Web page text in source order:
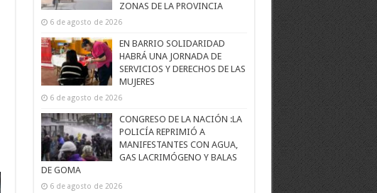
ZONAS DE LA PROVINCIA
6 de agosto de 2026
EN BARRIO SOLIDARIDAD
HABRÁ UNA JORNADA DE
SERVICIOS Y DERECHOS DE LAS
MUJERES
6 de agosto de 2026
CONGRESO DE LA NACIÓN :LA
POLICÍA REPRIMIÓ A
MANIFESTANTES CON AGUA,
GAS LACRIMÓGENO Y BALAS
DE GOMA
6 de agosto de 2026